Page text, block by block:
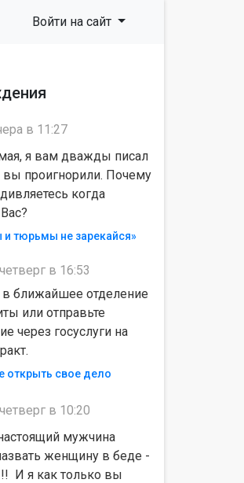
Войти на сайт
в 11:27
я вам дважды писал
проигнорили. Почему
когда
и тюрьмы не зарекайся»
в 16:53
в ближайшее отделение
или отправьте
через госуслуги на
открыть свое дело
в 10:20
мужчина
женщину в беде -
И я как только вы